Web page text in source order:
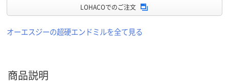
LOHACOでのご注文
オーエスジーの超硬エンドミルを全て見る
商品説明